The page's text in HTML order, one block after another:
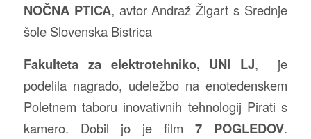
NOČNA PTICA, avtor Andraž Žigart s Srednje
šole Slovenska Bistrica
Fakulteta za elektrotehniko, UNI LJ, je
podelila nagrado, udeležbo na enotedenskem
Poletnem taboru inovativnih tehnologij Pirati s
kamero. Dobil jo je film7 POGLEDOV.